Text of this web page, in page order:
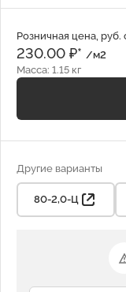
Розничная цена,
230.00 ₽* /м2
Масса: 1.15 кг
Другие варианты
80-2,0-Ц